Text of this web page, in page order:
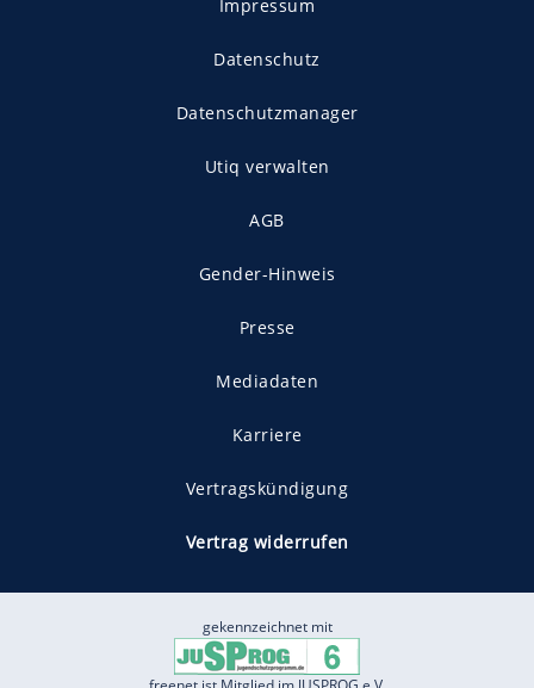
Impressum
Datenschutz
Datenschutzmanager
Utiq verwalten
AGB
Gender-Hinweis
Presse
Mediadaten
Karriere
Vertragskündigung
Vertrag widerrufen
gekennzeichnet mit